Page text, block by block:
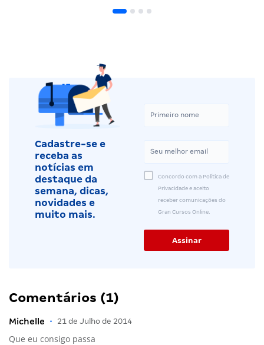
Cadastre-se e
receba as
notícias em
destaque da
semana, dicas,
novidades e
muito mais.
Concordo com a Política de
Privacidade e aceito
receber comunicações do
Gran Cursos Online.
Comentários (1)
Michelle • 21 de Julho de 2014
Que eu consigo passa